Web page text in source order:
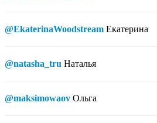
@EkaterinaWoodstream Екатерина
@natasha_tru Наталья
@maksimowaov Ольга